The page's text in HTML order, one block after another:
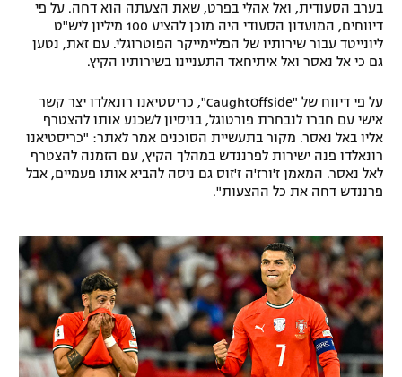
תקנון עבור פעילות ספורט 1 – "מרלן"
גיימינג E-Sports
מדיניות פרטיות
תקנון פעילות ספורט 1
הצטרפות לחבילת הערוצים
לוח דרושים – ג'ובנט
תגיות
בייסבול MLB
ספורט אתגרי ואקסטרים
אומנויות לחימה
גיימינג E-Sports
בערב הסעודית, ואל אהלי בפרט, שאת הצעתה הוא דחה. על פי
דיווחים, המועדון הסעודי היה מוכן להציע 100 מיליון ליש"ט
ליונייטד עבור שירותיו של הפליימייקר הפוטרוגלי. עם זאת, נטען
גם כי אל נאסר ואל איתיחאד התעניינו בשירותיו הקיץ.
על פי דיווח של "CaughtOffside", כריסטיאנו רונאלדו יצר קשר
אישי עם חברו לנבחרת פורטוגל, בניסיון לשכנע אותו להצטרף
אליו באל נאסר. מקור בתעשיית הסוכנים אמר לאתר: "כריסטיאנו
רונאלדו פנה ישירות לפרננדש במהלך הקיץ, עם הזמנה להצטרף
לאל נאסר. המאמן ז'ורז'ה ז'זוס גם ניסה להביא אותו פעמיים, אבל
פרננדש דחה את כל ההצעות".